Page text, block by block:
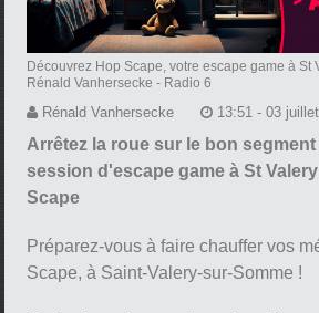
Découvrez Hop Scape, votre escape game à St
Rénald Vanhersecke - Radio 6
Rénald Vanhersecke 13:51 - 03
Arrêtez la roue sur le bon
session d'escape game à St
Scape
Préparez-vous à faire chauffer vos
Scape, à Saint-Valery-sur-Somme !